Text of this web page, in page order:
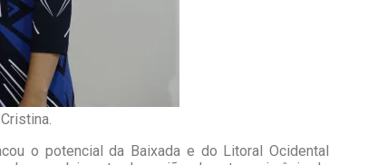
o potencial da Baixada e do Litoral Ocidental